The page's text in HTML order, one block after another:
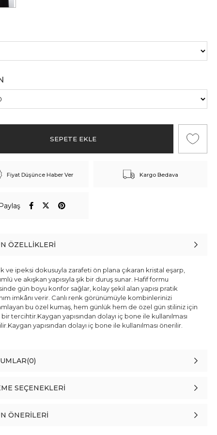
Fiyat Düşünce Haber Ver Kargo Bedava
ÖZELLIKLERI
ve ipeksi dokusuyla zarafeti ön plana çıkaran kristal eşarp,
ve akışkan yapısıyla şık bir duruş sunar. Hafif formu
gün boyu konfor sağlar, kolay şekil alan yapısı pratik
imkânı verir. Canlı renk görünümüyle kombinlerinizi
bu özel kumaş, hem günlük hem de özel gün stiliniz için
tercihtir.Kaygan yapısından dolayı iç bone ile kullanılması
yapısından dolayı iç bone ile kullanılması önerilir.
(0)
SEÇENEKLERI
ÖNERILERI